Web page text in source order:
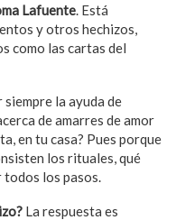
Lafuente. Está
y otros hechizos,
como las cartas del
la ayuda de
de amarres de amor
en tu casa? Pues porque
los rituales, qué
todos los pasos.
La respuesta es